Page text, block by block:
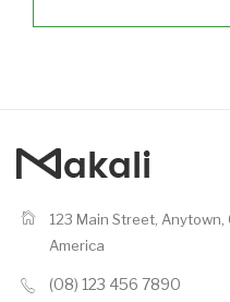
123 Main Street,
America
(08) 123 456 7890